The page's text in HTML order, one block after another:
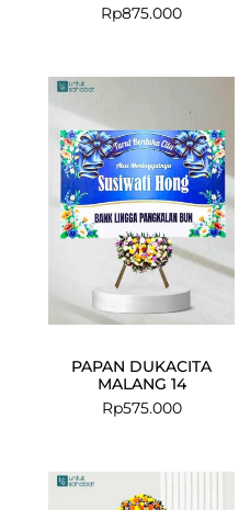
Rp875.000
PAPAN DUKACITA
MALANG 14
Rp575.000